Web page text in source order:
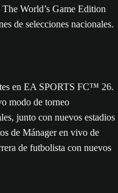
en EA SPORTS FC™ 26.
modo de torneo
junto con nuevos estadios
de Mánager en vivo de
de futbolista con nuevos